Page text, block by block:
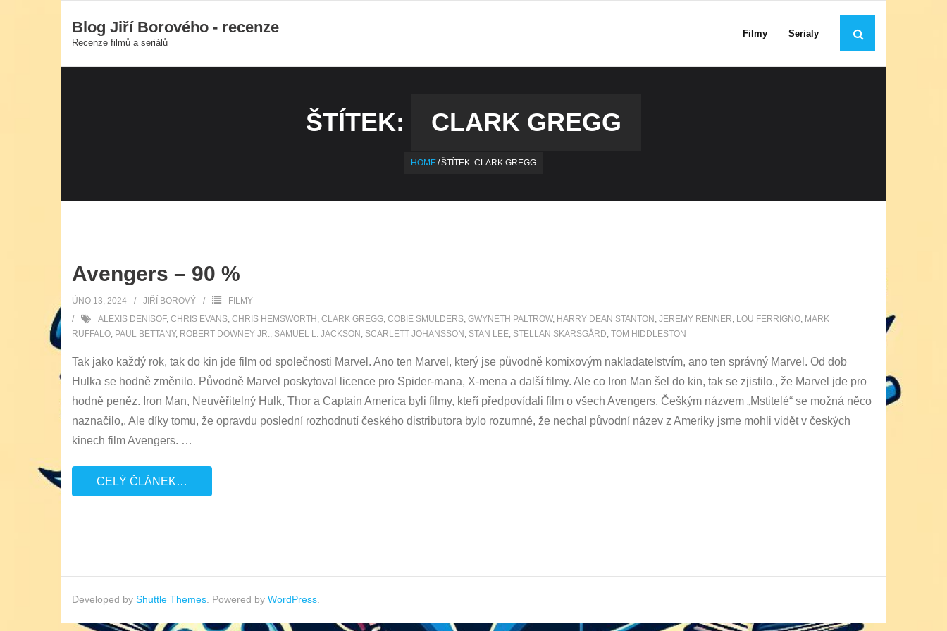
content
Blog Jiří Borového - recenze
Recenze filmů a seriálů
Filmy Serialy
ŠTÍTEK: CLARK GREGG
HOME/ŠTÍTEK: CLARK GREGG
Avengers – 90 %
ÚNO 13, 2024 JIŘÍ BOROVÝ
FILMY
ALEXIS DENISOF, CHRIS EVANS, CHRIS HEMSWORTH , CLARK GREGG, COBIE SMULDERS, GWYNETH PALTROW, HARRY DEAN STANTON , JEREMY RENNER, LOU FERRIGNO, MARK
RUFFALO, PAUL BETTANY, ROBERT DOWNEY JR., SAMUEL L. JACKSON , SCARLETT JOHANSSON , STAN LEE, STELLAN SKARSGÅRD, TOM HIDDLESTON
Tak jako každý rok, tak do kin jde film od společnosti Marvel. Ano ten Marvel, který jse původně komixovým nakladatelstvím, ano ten správný Marvel. Od dob
Hulka se hodně změnilo. Původně Marvel poskytoval licence pro Spider-mana, X-mena a další filmy. Ale co Iron Man šel do kin, tak se zjistilo., že Marvel jde pro
hodně peněz. Iron Man, Neuvěřitelný Hulk, Thor a Captain America byli filmy, kteří předpovídali film o všech Avengers. Češkým názvem „Mstitelé“ se možná něco
naznačilo,. Ale díky tomu, že opravdu poslední rozhodnutí českého distributora bylo rozumné, že nechal původní název z Ameriky jsme mohli vidět v českých
kinech film Avengers. …
CELÝ ČLÁNEK…
Developed by Shuttle Themes . Powered by WordPress